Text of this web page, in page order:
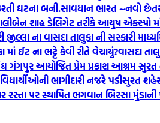
ઘટના બની.સાવધાન ભારત ~નવો
શાહ ડેલિગેટ તરીકે આયુષ એક્સ્પો
જીલ્લા ના વાસદા તાલુકા ની સરકારી
ઈટ ના ભટ્ટે કેવી રીતે વેચાયું?વાસદા
ગંગપુર આયોજિત પ્રેમ પ્રકાશ આશ્રમ સુરત
ભાગીદારી નજરે પડીસુરત
રસ્તા પર સ્થાપિત ભગવાન બિરસા મુંડાની